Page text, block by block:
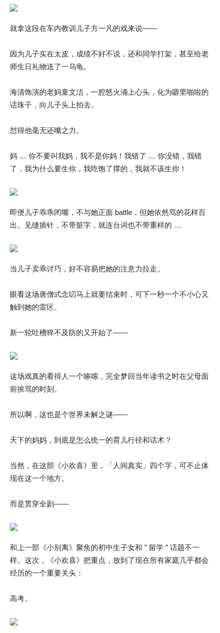
就拿这段在车内教训儿子方一凡的戏来说——
因为儿子实在太皮，成绩不好不说，还和同学打架，甚至给老
师生日礼物送了一乌龟。
海清饰演的老妈童文洁，一腔怒火涌上心头，化为噼里啪啦的
话珠子，向儿子头上拍去。
怼得他毫无还嘴之力。
妈 … 你不要叫我妈，我不是你妈！我错了 … 你没错，我错
了，我为什么要生你，我吃饱了撑的，我就不该生你！
即便儿子乖乖闭嘴，不与她正面 battle，但她依然骂的花样百
出。见缝插针，不带脏字，就连台词也不带重样的 …
当儿子卖乖讨巧，好不容易把她的注意力拉走。
眼看这场唐僧式念叨马上就要结束时，可下一秒一个不小心又
触到她的雷区。
新一轮吐槽猝不及防的又开始了——
这场戏真的看得人一个哆嗦，完全梦回当年读书之时在父母面
前挨骂的时刻。
所以啊，这也是个世界未解之谜——
天下的妈妈，到底是怎么统一的育儿行径和话术？
当然，在这部《小欢喜》里，「人间真实」四个字，可不止体
现在这一个地方。
而是贯穿全剧——
和上一部《小别离》聚焦的初中生子女和 ” 留学 ” 话题不一
样。这次，《小欢喜》把重点，放到了现在所有家庭几乎都会
经历的一个重要关头：
高考。